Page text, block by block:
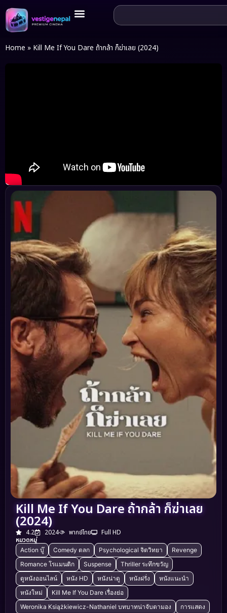
Home » Kill Me If You Dare ถ้ากล้า ก็ฆ่าเลย (2024)
Kill Me If You Dare ถ้ากล้า ก็ฆ่าเลย
(2024)
4.2 2024 พากย์ไทย
Full HD
หมวดหมู่
Action บู๊ Comedy ตลก Psychological จิตวิทยา
Revenge
Romance โรแมนติก
Suspense
Thriller ระทึกขวัญ
ดูหนังออนไลน์
หนัง HD หนังน่าดู หนังฝรั่ง
หนังแนะนำ
หนังใหม่
Kill Me If You Dare เรื่องย่อ
Weronika Książkiewicz-Nathaniel บทบาทน่าจับตามอง
การแสดง